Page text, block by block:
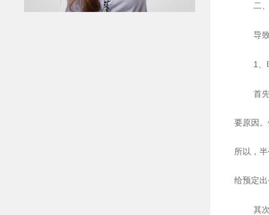
二
导
1 、
首
要原因
所以，
给预定
其